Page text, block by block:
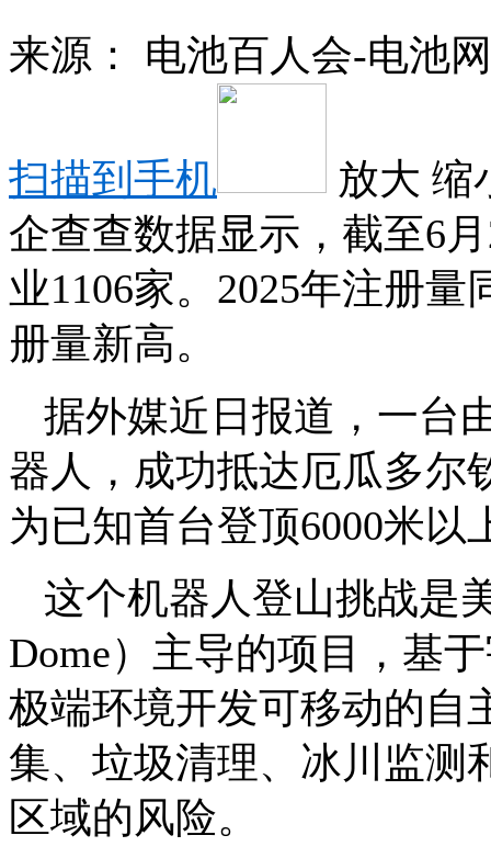
来源： 电池百人会-电池
扫描到手机 放大 缩
企查查数据显示，截至6
业1106家。2025年注册
册量新高。
据外媒近日报道，一台
器人，成功抵达厄瓜多尔
为已知首台登顶6000米以
这个机器人登山挑战是
Dome）主导的项目，基
极端环境开发可移动的自
集、垃圾清理、冰川监测
区域的风险。